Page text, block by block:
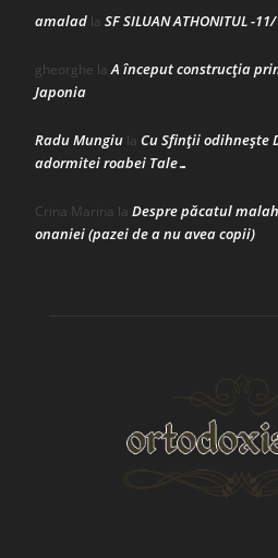
amalad la SF SILUAN ATHONITUL -
gheorghe laA început construcţia
Japonia
Radu Mungiu la Cu Sfinții odihnește
adormitei roabei Tale…
Crina Marina la Despre păcatul
onaniei (pazei de a nu avea copii)